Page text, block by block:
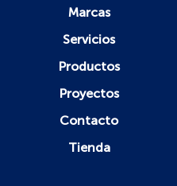
Marcas
Servicios
Productos
Proyectos
Contacto
Tienda